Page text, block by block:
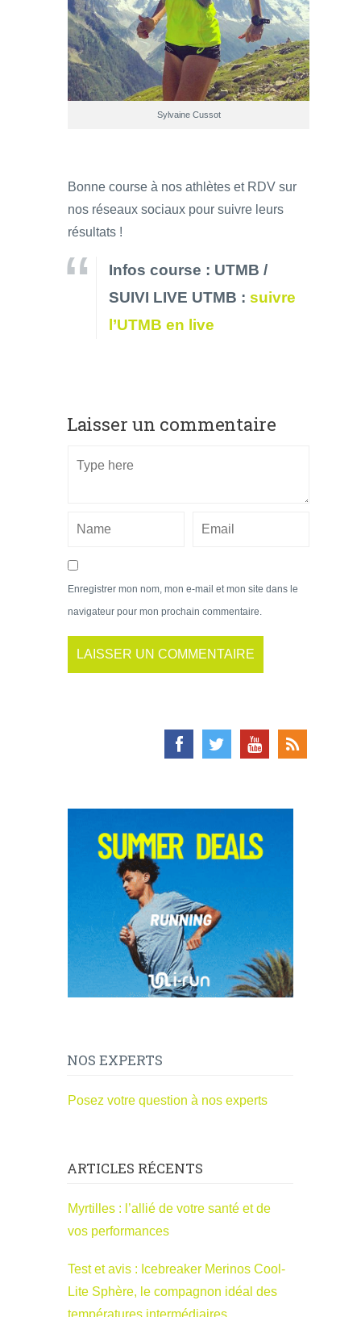
Sylvaine Cussot
Bonne course à nos athlètes et RDV sur
nos réseaux sociaux pour suivre leurs
résultats !
Infos course : UTMB /
SUIVI LIVE UTMB : suivre
l’UTMB en live
Laisser un commentaire
Enregistrer mon nom, mon e-mail et mon site dans le
navigateur pour mon prochain commentaire.
NOS EXPERTS
Posez votre question à nos experts
ARTICLES RÉCENTS
Myrtilles : l’allié de votre santé et de
vos performances
Test et avis : Icebreaker Merinos Cool-
Lite Sphère, le compagnon idéal des
températures intermédiaires